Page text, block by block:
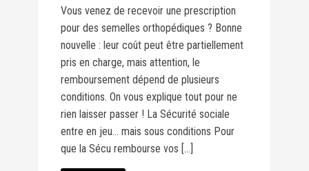
Vous venez de recevoir une prescription
pour des semelles orthopédiques ? Bonne
nouvelle : leur coût peut être partiellement
pris en charge, mais attention, le
remboursement dépend de plusieurs
conditions. On vous explique tout pour ne
rien laisser passer ! La Sécurité sociale
entre en jeu… mais sous conditions Pour
que la Sécu rembourse vos […]